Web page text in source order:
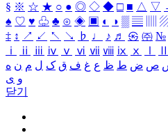
§ ※ ☆ ★ ○ ● ◎ ◇ ◆ □ ■ △ ▽
♠ ♡ ♥ ♧ ♣ ⊙ ◈ ▣ ◐ ◑ ▒ ▤
‡ ↕ ↗ ↙ ↖ ↘ ♭ ♩ ♪ ♬ ㉿ ㈜ №
ⅰ
ⅱ ⅲ ⅳ ⅴ ⅵ ⅶ ⅷ ⅸ ⅹ
ص ض ط ظ ع غ ف ق ک ل م ن ه
و ی
닫기